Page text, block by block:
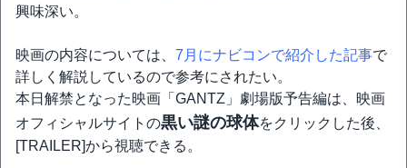
興味深い。
映画の内容については、 7月にナビコンで紹介した記事で
詳しく解説しているので参考にされたい。
本日解禁となった映画「GANTZ」劇場版予告編は、映画
オフィシャルサイトの黒い謎の球体をクリックした後、
[TRAILER]から視聴できる。